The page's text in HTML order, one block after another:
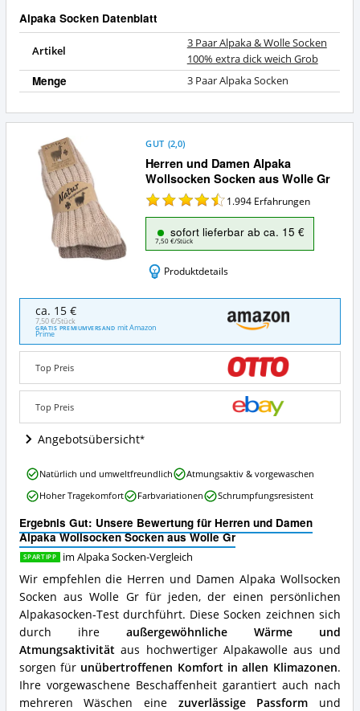
Alpaka Socken Datenblatt
Artikel
3 Paar Alpaka & Wolle Socken
100% extra dick weich Grob
Menge 3 Paar Alpaka Socken
Herren und Damen Alpaka
Wollsocken Socken aus Wolle Gr
GUT (2,0)
1.994 Erfahrungen
sofort lieferbar ab ca. 15 €
7,50 €/Stück
Produktdetails
Herren
und
Damen
Alpaka
Wollsocken
Socken
aus
Wolle
Gr
Angebote:
Wo
diese
Alpaka
Socken
erhältlich?
ca. 15 €
7,50 €/Stück
GRATIS PREMIUMVERSAND mit Amazon
Prime
Top Preis
Top Preis
Angebotsübersicht
Ergebnis Gut: Unsere Bewertung für Herren und Damen
Alpaka Wollsocken Socken aus Wolle Gr
SPARTIPP im Alpaka Socken-Vergleich
Wir empfehlen die Herren und Damen Alpaka Wollsocken
Socken aus Wolle Gr für jeden, der einen persönlichen
Alpakasocken-Test durchführt. Diese Socken zeichnen sich
durch ihre außergewöhnliche Wärme und
Atmungsaktivitätaus hochwertiger Alpakawolle aus und
sorgen für unübertroffenen Komfort in allen Klimazonen.
Ihre vorgewaschene Beschaffenheit garantiert auch nach
mehreren Wäschen eine zuverlässige Passform und
Herren
und
Damen
Wollsocken
Socken
aus
Wolle
Gr
Vorteile:
Was
spricht
für
diese
Alpaka
Socken?
Natürlich und umweltfreundlich
Atmungsaktiv & vorgewaschen
Hoher Tragekomfort
Farbvariationen Schrumpfungsresistent